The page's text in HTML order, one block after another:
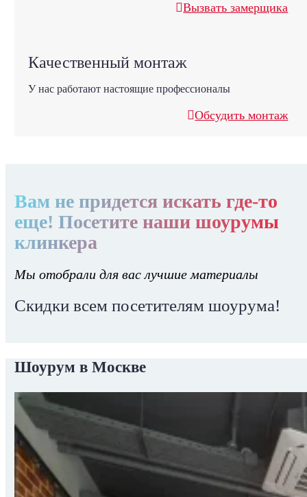
Вызвать замерщика
Качественный монтаж
У нас работают настоящие профессионалы
Обсудить монтаж
Вам не придется искать где-то
еще! Посетите наши шоурумы
клинкера
Мы отобрали для вас лучшие материалы
Скидки всем посетителям шоурума!
Шоурум в Москве